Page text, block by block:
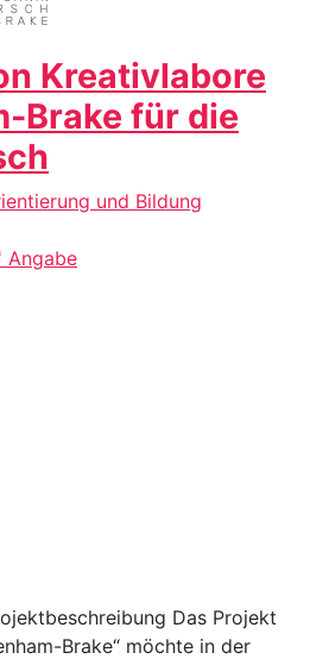
Kreativlabore
Brake für die
und Bildung
Angabe
Das Projekt
Brake“ möchte in der